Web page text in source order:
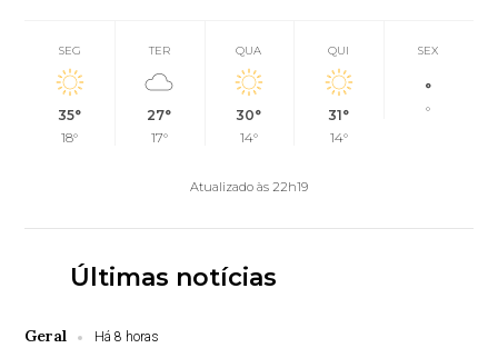
SEG
35°
18°
TER
27°
17°
QUA
30°
14°
QUI
31°
14°
SEX
°
°
Atualizado às 22h19
Últimas notícias
Geral Há 8 horas